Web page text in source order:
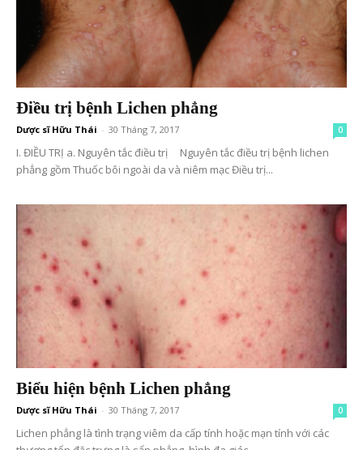
Điều trị bệnh Lichen phẳng
Dược sĩ Hữu Thái - 30 Tháng 7, 2017 0
I. ĐIỀU TRỊ a. Nguyên tắc điều trị Nguyên tắc điều trị bệnh lichen
phẳng gồm Thuốc bôi ngoài da và niêm mạc Điều trị...
Biểu hiện bệnh Lichen phẳng
Dược sĩ Hữu Thái - 30 Tháng 7, 2017 0
Lichen phẳng là tình trạng viêm da cấp tính hoặc mạn tính với các